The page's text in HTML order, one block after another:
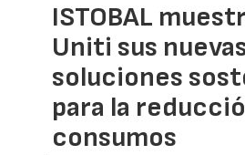
ISTOBAL
Uniti sus
soluciones
para la
consumos